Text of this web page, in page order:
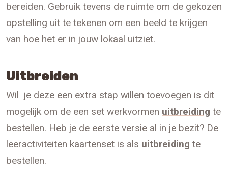
bereiden. Gebruik tevens de ruimte om de gekozen
opstelling uit te tekenen om een beeld te krijgen
van hoe het er in jouw lokaal uitziet.
Uitbreiden
Wil je deze een extra stap willen toevoegen is dit
mogelijk om de een set werkvormen uitbreiding te
bestellen. Heb je de eerste versie al in je bezit? De
leeractiviteiten kaartenset is als uitbreiding te
bestellen.